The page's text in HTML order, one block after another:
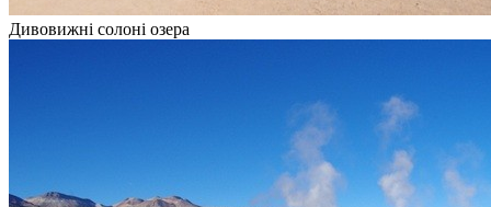
Дивовижні солоні озера